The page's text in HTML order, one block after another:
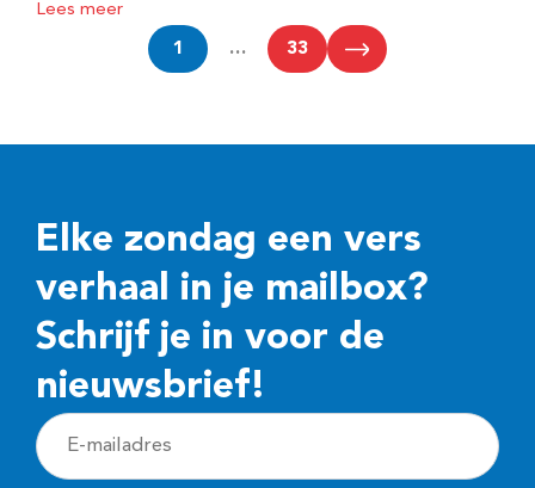
Lees meer
1 … 33
Elke zondag een vers
verhaal in je mailbox?
Schrijf je in voor de
nieuwsbrief!
E
-